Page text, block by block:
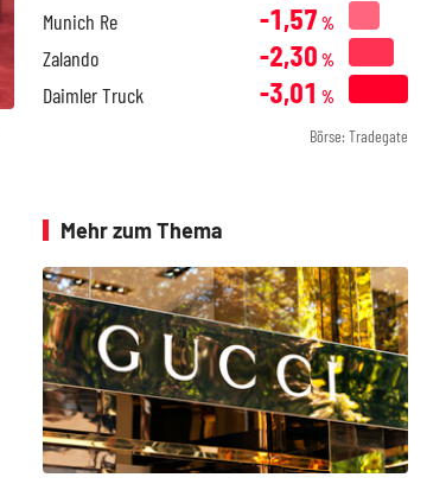
Munich Re -1,57 %
Zalando -2,30 %
Daimler Truck -3,01 %
Börse: Tradegate
Mehr zum Thema